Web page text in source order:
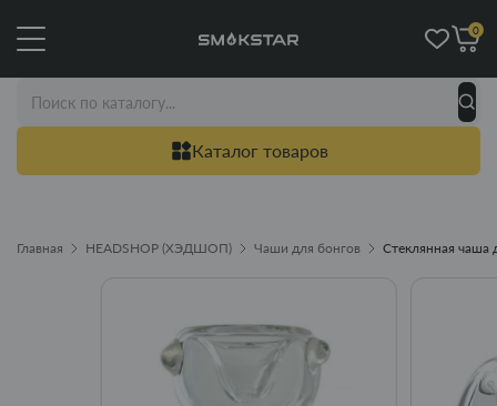
Каталог товаров
0
Главная HEADSHOP (ХЭДШОП) Чаши для бонгов Стеклянная чаша